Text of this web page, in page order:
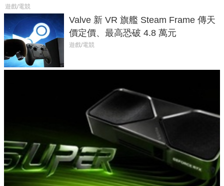
遊戲/電競
Valve 新 VR 旗艦 Steam Frame 傳天
價定價、最高恐破 4.8 萬元
遊戲/電競